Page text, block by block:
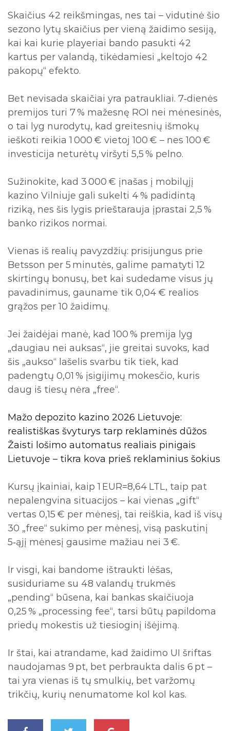
Skaičius 42 reikšmingas, nes tai – vidutinė šio
sezono lytų skaičius per vieną žaidimo sesiją,
kai kai kurie playeriai bando pasukti 42
kartus per valandą, tikėdamiesi „keltojo 42
pakopų“ efekto.
Bet nevisada skaičiai yra patraukliai. 7‑dienės
premijos turi 7 % mažesnę ROI nei mėnesinės,
o tai lyg nurodytų, kad greitesnių išmokų
ieškoti reikia 1 000 € vietoj 100 € – nes 100 €
investicija neturėtų viršyti 5,5 % pelno.
Sužinokite, kad 3 000 € įnašas į mobilųjį
kazino Vilniuje gali sukelti 4 % padidintą
riziką, nes šis lygis prieštarauja įprastai 2,5 %
banko rizikos normai.
Vienas iš realių pavyzdžių: prisijungus prie
Betsson per 5 minutės, galime pamatyti 12
skirtingų bonusų, bet kai sudedame visus jų
pavadinimus, gauname tik 0,04 € realios
grąžos per 10 žaidimų.
Jei žaidėjai manė, kad 100 % premija lyg
„daugiau nei auksas“, jie greitai suvoks, kad
šis „aukso“ lašelis svarbu tik tiek, kad
padengtų 0,01 % įsigijimų mokesčio, kuris
daug iš tiesų nėra „free“.
Mažo depozito kazino 2026 Lietuvoje:
realistiškas švyturys tarp reklaminės dūžos
Žaisti lošimo automatus realiais pinigais
Lietuvoje – tikra kova prieš reklaminius šokius
Kursų įkainiai, kaip 1 EUR=8,64 LTL, taip pat
nepalengvina situacijos – kai vienas „gift“
vertas 0,15 € per mėnesį, tai reiškia, kad iš visų
30 „free“ sukimo per mėnesį, visą paskutinį
5‑ąjį mėnesį gausime mažiau nei 3 €.
Ir visgi, kai bandome ištraukti lėšas,
susiduriame su 48 valandų trukmės
„pending“ būsena, kai bankas skaičiuoja
0,25 % „processing fee“, tarsi būtų papildoma
priedų mokestis už tiesioginį išėjimą.
Ir štai, kai atrandame, kad žaidimo UI šriftas
naudojamas 9 pt, bet perbraukta dalis 6 pt –
tai yra vienas iš tų smulkių, bet varžomų
trikčių, kurių nenumatome kol kol kas.